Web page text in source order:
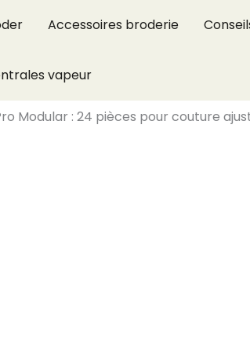
Accessoires broderie
vapeur
Modular : 24 pièces pour couture